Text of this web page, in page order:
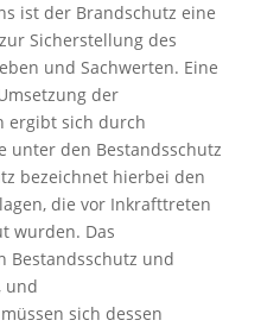
ist der Brandschutz eine
Sicherstellung des
und Sachwerten. Eine
der
ergibt sich durch
unter den Bestandsschutz
bezeichnet hierbei den
die vor Inkrafttreten
wurden. Das
Bestandsschutz und
und
sich dessen